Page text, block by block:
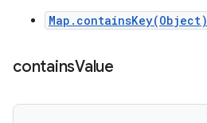
Map.containsKey(Object)
containsValue